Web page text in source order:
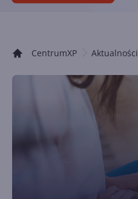
CentrumXP Aktualności